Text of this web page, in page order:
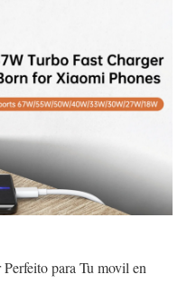
para Tu movil en